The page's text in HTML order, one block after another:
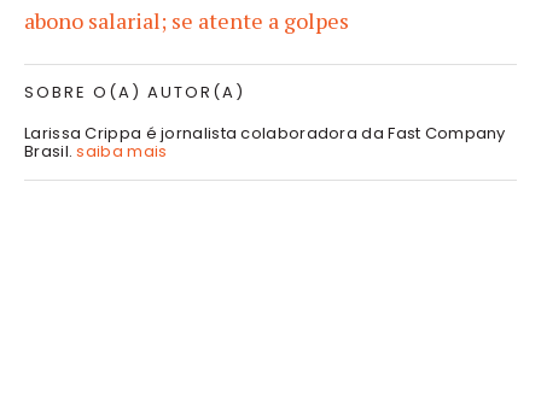
abono salarial; se atente a golpes
SOBRE O(A) AUTOR(A)
Larissa Crippa é jornalista colaboradora da Fast Company
Brasil.saiba mais